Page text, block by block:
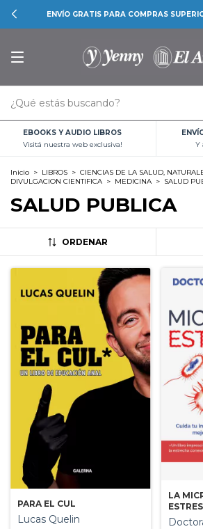
CONOCÉ LAS PROMOCIONES
EBOOKS Y AUDIO LIBROS
Visitá nuestra web exclusiva!
Y
Inicio > LIBROS > CIENCIAS DE LA SALUD,
DIVULGACION CIENTIFICA > MEDICINA > SALUD
SALUD PUBLICA
ORDENAR
PARA EL CUL
Lucas Quelin
LA